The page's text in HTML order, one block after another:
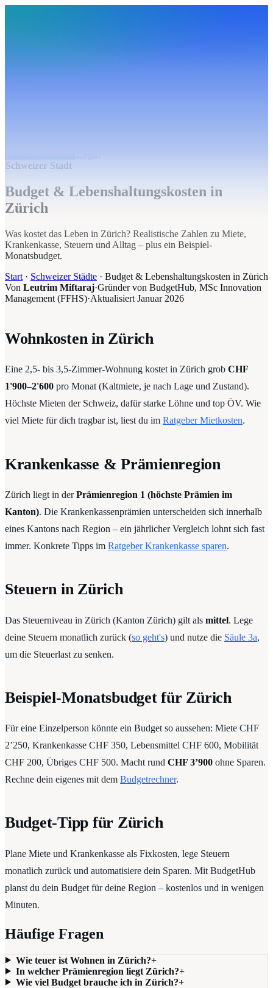
Schweizer Stadt
Budget & Lebenshaltungskosten in
Zürich
Was kostet das Leben in Zürich? Realistische Zahlen zu Miete,
Krankenkasse, Steuern und Alltag – plus ein Beispiel-
Monatsbudget.
Start · Schweizer Städte · Budget & Lebenshaltungskosten in Zürich
Von Leutrim Miftaraj·Gründer von BudgetHub, MSc Innovation
Management (FFHS)·Aktualisiert Januar 2026
Wohnkosten in Zürich
Eine 2,5- bis 3,5-Zimmer-Wohnung kostet in Zürich grob CHF
1'900–2'600 pro Monat (Kaltmiete, je nach Lage und Zustand).
Höchste Mieten der Schweiz, dafür starke Löhne und top ÖV. Wie
viel Miete für dich tragbar ist, liest du im Ratgeber Mietkosten.
Krankenkasse & Prämienregion
Zürich liegt in derPrämienregion 1 (höchste Prämien im
Kanton). Die Krankenkassenprämien unterscheiden sich innerhalb
eines Kantons nach Region – ein jährlicher Vergleich lohnt sich fast
immer. Konkrete Tipps im Ratgeber Krankenkasse sparen.
Steuern in Zürich
Das Steuerniveau in Zürich (Kanton Zürich) gilt als mittel. Lege
deine Steuern monatlich zurück (so geht's) und nutze die Säule 3a,
um die Steuerlast zu senken.
Beispiel-Monatsbudget für Zürich
Für eine Einzelperson könnte ein Budget so aussehen: Miete CHF
2’250, Krankenkasse CHF 350, Lebensmittel CHF 600, Mobilität
CHF 200, Übriges CHF 500. Macht rund CHF 3’900 ohne Sparen.
Rechne dein eigenes mit dem Budgetrechner.
Budget-Tipp für Zürich
Plane Miete und Krankenkasse als Fixkosten, lege Steuern
monatlich zurück und automatisiere dein Sparen. Mit BudgetHub
planst du dein Budget für deine Region – kostenlos und in wenigen
Minuten.
Häufige Fragen
Wie teuer ist Wohnen in Zürich?+
In welcher Prämienregion liegt Zürich?+
Wie viel Budget brauche ich in Zürich?+